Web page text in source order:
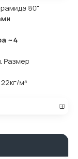
80"
~4
Размер
м³